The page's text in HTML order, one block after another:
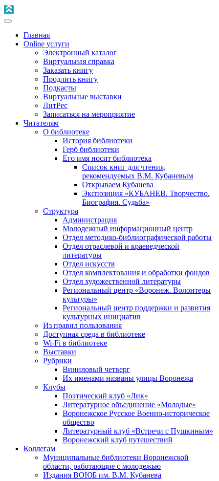
Главная
Online услуги
Электронный каталог
Виртуальная справка
Заказать книгу
Продлить книгу
Подкасты
Виртуальные выставки
ЛитРес
Записаться на мероприятие
Читателям
О библиотеке
История библиотеки
Герб библиотеки
Его имя носит библиотека
Список книг для чтения,
рекомендуемых В.М. Кубаневым
Открываем Кубанева
Экспозиция «КУБАНЕВ. Творчество.
Биография. Судьба»
Структура
Администрация
Молодежный информационный центр
Отдел методико-библиографической работы
Отдел отраслевой и краеведческой
литературы
Отдел искусств
Отдел комплектования и обработки фондов
Отдел художественной литературы
Региональный центр «Воронеж. Волонтеры
культуры»
Региональный центр поддержки и развития
культурных инициатив
Из правил пользования
Доступная среда в библиотеке
Wi-Fi в библиотеке
Выставки
Рубрики
Виниловый четверг
Их именами названы улицы Воронежа
Клубы
Поэтический клуб «Лик»
Литературное объединение «Молодые»
Воронежское Русское Военно-историческое
общество
Литературный клуб «Встречи с Пушкиным»
Воронежский клуб путешествий
Коллегам
Муниципальные библиотеки Воронежской
области, работающие с молодежью
Издания ВОЮБ им. В.М. Кубанева